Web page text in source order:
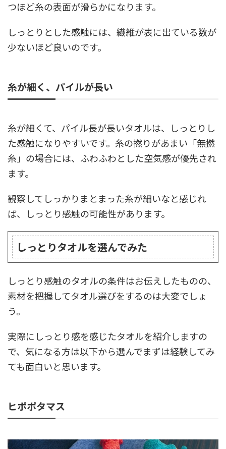
つほど糸の表面が滑らかになります。
しっとりとした感触には、繊維が表に出ている数が
少ないほど良いのです。
糸が細く、パイルが長い
糸が細くて、パイル長が長いタオルは、しっとりし
た感触になりやすいです。糸の撚りがあまい「無撚
糸」の場合には、ふわふわとした空気感が優先され
ます。
観察してしっかりまとまった糸が細いなと感じれ
ば、しっとり感触の可能性があります。
しっとりタオルを選んでみた
しっとり感触のタオルの条件はお伝えしたものの、
素材を把握してタオル選びをするのは大変でしょ
う。
実際にしっとり感を感じたタオルを紹介しますの
で、気になる方は以下から選んでまずは経験してみ
ても面白いと思います。
ヒポポタマス